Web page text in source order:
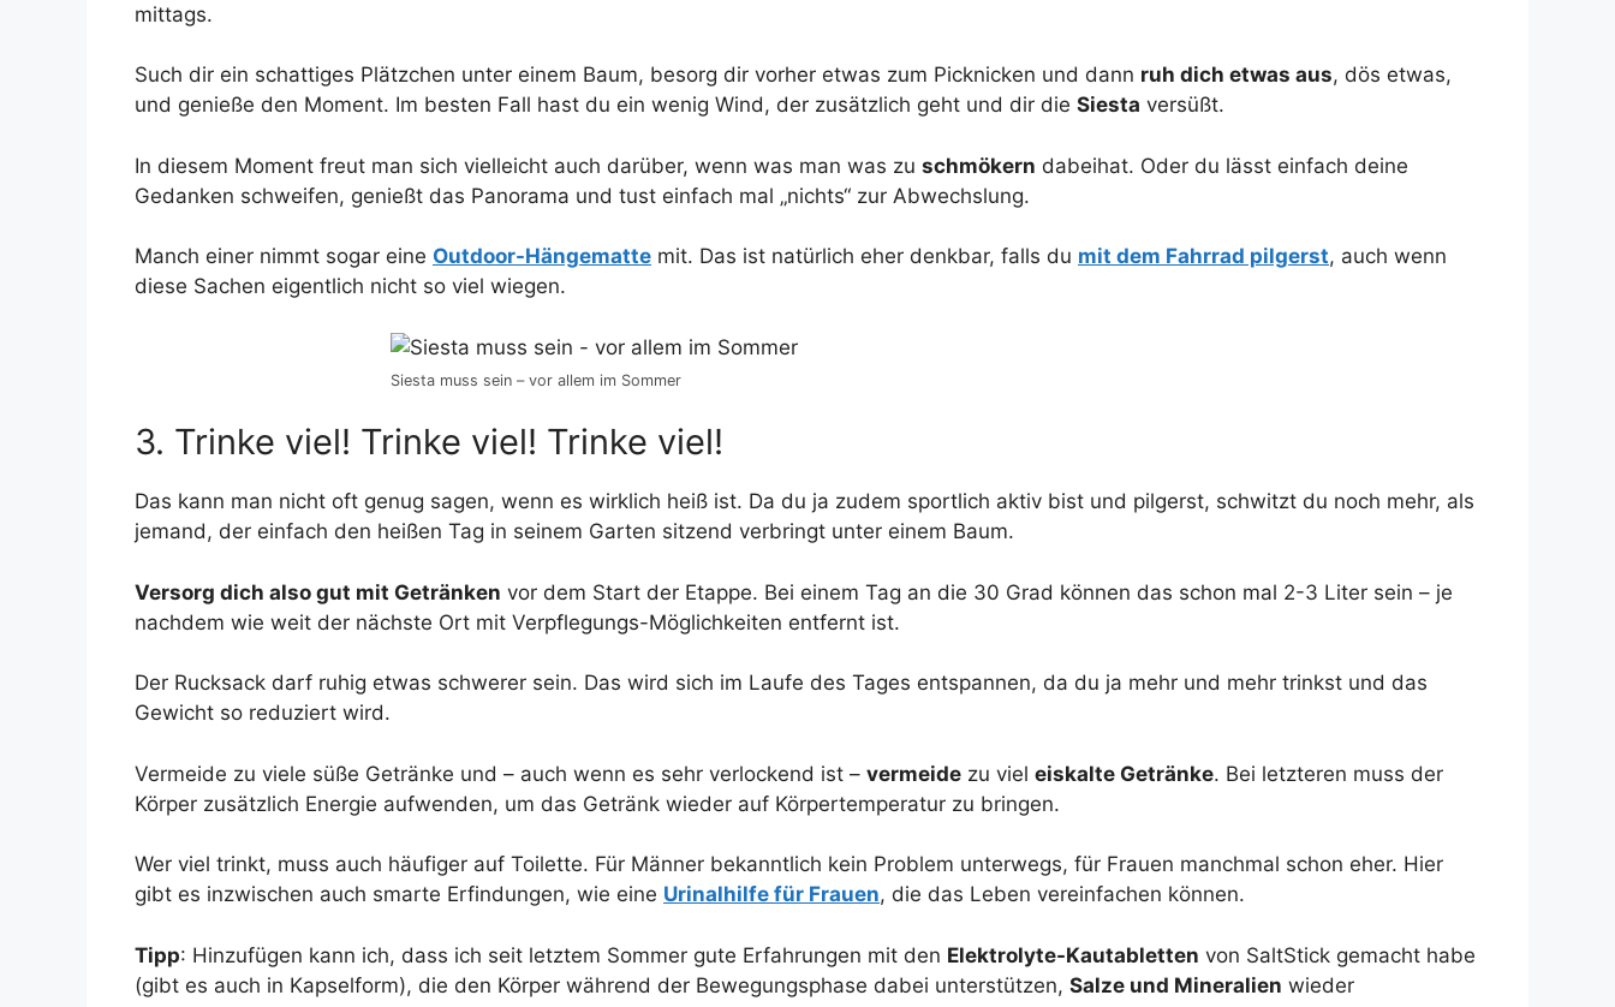
mittags.
Such dir ein schattiges Plätzchen unter einem Baum, besorg dir vorher etwas zum Picknicken und dann ruh dich etwas aus, dös etwas,
und genieße den Moment. Im besten Fall hast du ein wenig Wind, der zusätzlich geht und dir die Siesta versüßt.
In diesem Moment freut man sich vielleicht auch darüber, wenn was man was zu schmökern dabeihat. Oder du lässt einfach deine
Gedanken schweifen, genießt das Panorama und tust einfach mal „nichts“ zur Abwechslung.
Manch einer nimmt sogar eine Outdoor-Hängematte mit. Das ist natürlich eher denkbar, falls du mit dem Fahrrad pilgerst, auch wenn
diese Sachen eigentlich nicht so viel wiegen.
Siesta muss sein – vor allem im Sommer
3. Trinke viel! Trinke viel! Trinke viel!
Das kann man nicht oft genug sagen, wenn es wirklich heiß ist. Da du ja zudem sportlich aktiv bist und pilgerst, schwitzt du noch mehr, als
jemand, der einfach den heißen Tag in seinem Garten sitzend verbringt unter einem Baum.
Versorg dich also gut mit Getränken vor dem Start der Etappe. Bei einem Tag an die 30 Grad können das schon mal 2-3 Liter sein – je
nachdem wie weit der nächste Ort mit Verpflegungs-Möglichkeiten entfernt ist.
Der Rucksack darf ruhig etwas schwerer sein. Das wird sich im Laufe des Tages entspannen, da du ja mehr und mehr trinkst und das
Gewicht so reduziert wird.
Vermeide zu viele süße Getränke und – auch wenn es sehr verlockend ist – vermeide zu viel eiskalte Getränke. Bei letzteren muss der
Körper zusätzlich Energie aufwenden, um das Getränk wieder auf Körpertemperatur zu bringen.
Wer viel trinkt, muss auch häufiger auf Toilette. Für Männer bekanntlich kein Problem unterwegs, für Frauen manchmal schon eher. Hier
gibt es inzwischen auch smarte Erfindungen, wie eine Urinalhilfe für Frauen, die das Leben vereinfachen können.
Tipp: Hinzufügen kann ich, dass ich seit letztem Sommer gute Erfahrungen mit den Elektrolyte-Kautabletten von SaltStick gemacht habe
(gibt es auch in Kapselform), die den Körper während der Bewegungsphase dabei unterstützen, Salze und Mineralien wieder